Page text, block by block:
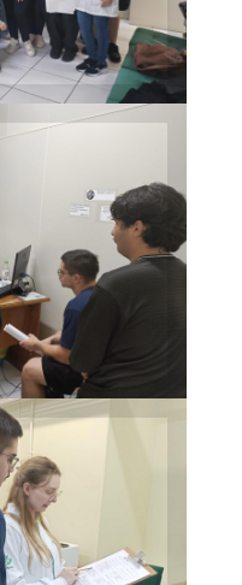
avaliação
de
Curso
avaliação
de
Curso